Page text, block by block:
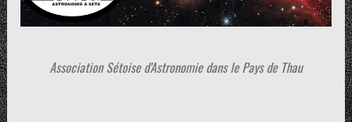
Association Sétoise d'Astronomie dans le Pays de Thau